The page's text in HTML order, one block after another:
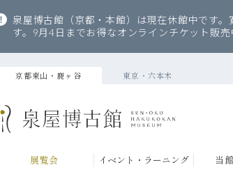
泉屋博古館（京都・本館）は現在休館中です
す。9月4日までお得なオンラインチケット販売
京都東山・鹿ヶ谷 東京・六本木
展覧会 イベント・ラーニング 当